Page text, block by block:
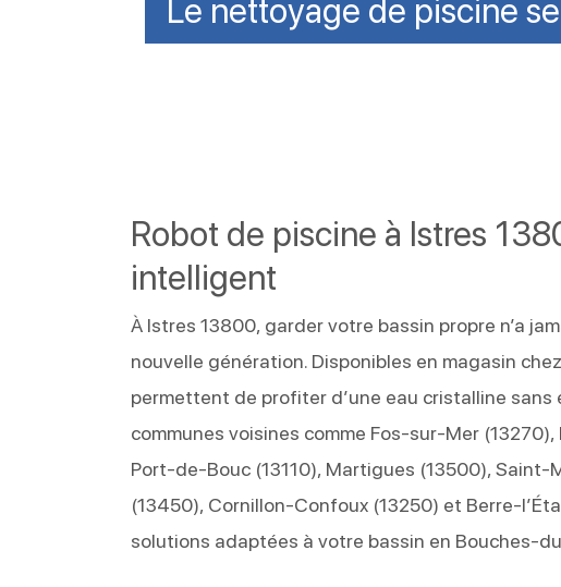
Le nettoyage de piscine
Robot de piscine à Istres
intelligent
À Istres 13800, garder votre bassin propre n’a
nouvelle génération. Disponibles en magasin
permettent de profiter d’une eau cristalline
communes voisines comme Fos-sur-Mer
Port-de-Bouc (13110), Martigues (13500),
(13450), Cornillon-Confoux (13250) et Berre-
solutions adaptées à votre bassin en Bouches-